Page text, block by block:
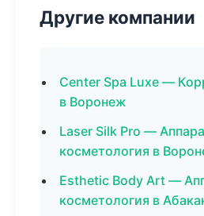
Другие компании
Center Spa Luxe —
в Воронеж
Laser Silk Pro —
косметология в
Esthetic Body Art —
косметология в